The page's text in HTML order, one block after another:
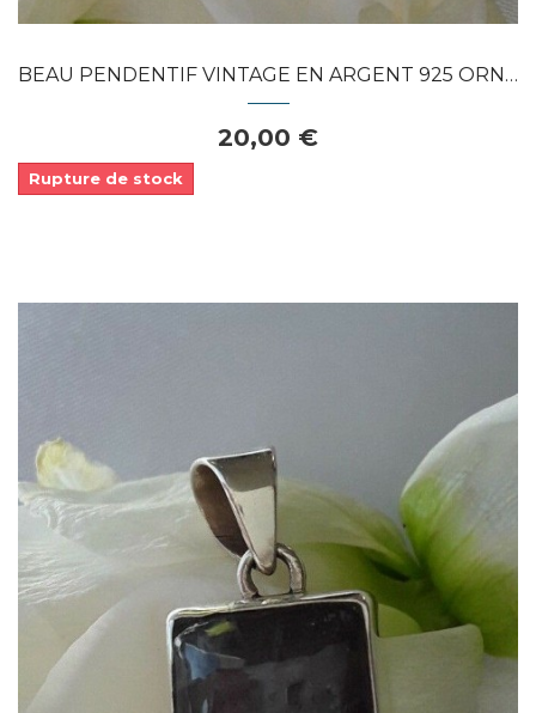
BEAU PENDENTIF VINTAGE EN ARGENT 925 ORNE...
20,00 €
Rupture de stock
Dans mon panier